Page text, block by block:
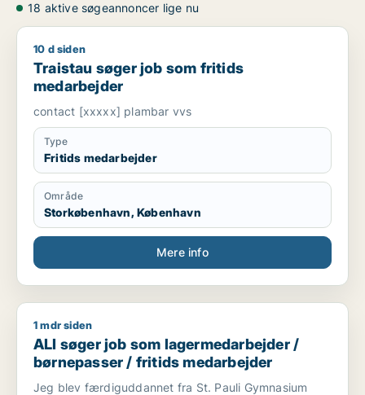
18 aktive søgeannoncer lige nu
Traistau søger job som fritids medarbejder
10 d siden
Traistau søger job som fritids
medarbejder
contact [xxxxx] plambar vvs
Type
Fritids medarbejder
Område
Storkøbenhavn, København
Mere info
ALI søger job som lagermedarbejder / børnepasser / fritids
1 mdr siden
ALI søger job som lagermedarbejder /
børnepasser / fritids medarbejder
Jeg blev færdiguddannet fra St. Pauli Gymnasium